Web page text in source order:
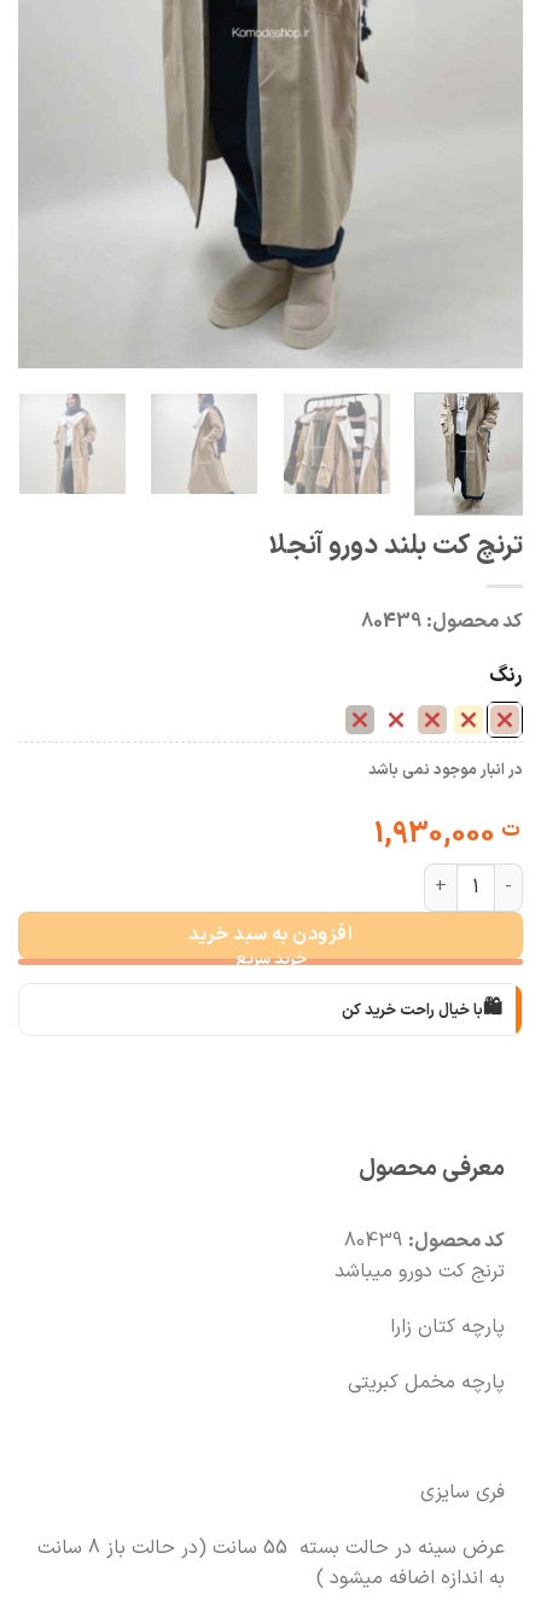
ترنچ کت بلند دورو آنجلا
کد محصول:80439
رنگ
در انبار موجود نمی باشد
ت1,930,000
ترنچ کت بلند دورو آنجلا عدد
افزودن به سبد خرید
🛍️با خیال راحت خرید کن
🧡بعد از خرید هم کنارتیم
معرفی محصول
کد محصول: 80439
ترنج کت دورو میباشد
پارچه کتان زارا
پارچه مخمل کبریتی
فری سایزی
عرض سینه در حالت بسته 55 سانت (در حالت باز 8 سانت
به اندازه اضافه میشود )